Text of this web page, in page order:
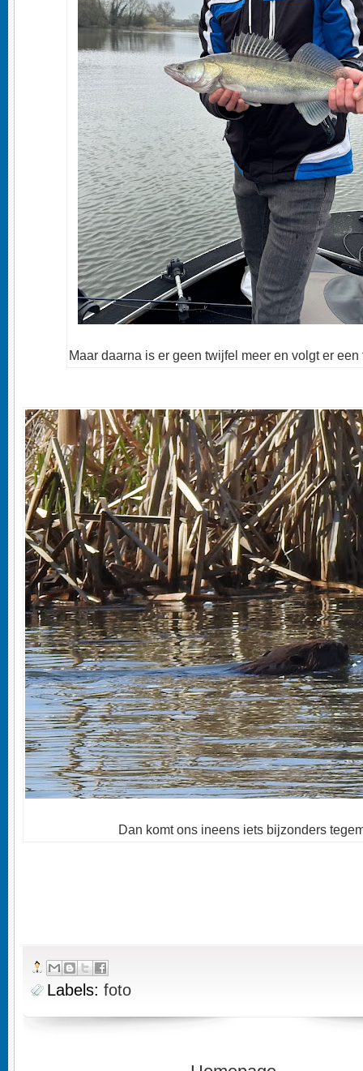
Maar daarna is er geen twijfel meer en volgt er
Dan komt ons ineens iets bijzonders
Labels: foto